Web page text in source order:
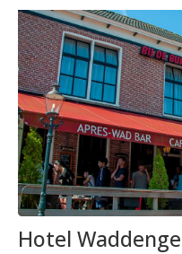
Hotel